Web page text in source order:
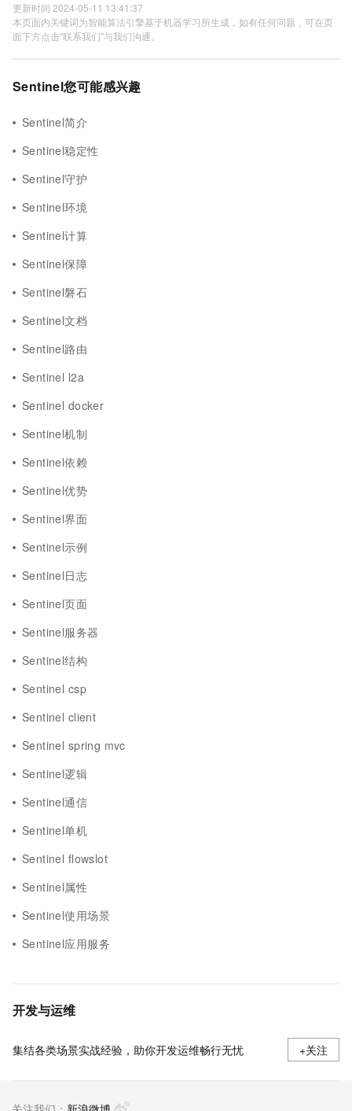
更新时间 2024-05-11 13:41:37
本页面内关键词为智能算法引擎基于机器学习所生成，如有任何问题，可在页
面下方点击"联系我们"与我们沟通。
Sentinel您可能感兴趣
Sentinel简介
Sentinel稳定性
Sentinel守护
Sentinel环境
Sentinel计算
Sentinel保障
Sentinel磐石
Sentinel文档
Sentinel路由
Sentinel l2a
Sentinel docker
Sentinel机制
Sentinel依赖
Sentinel优势
Sentinel界面
Sentinel示例
Sentinel日志
Sentinel页面
Sentinel服务器
Sentinel结构
Sentinel csp
Sentinel client
Sentinel spring mvc
Sentinel逻辑
Sentinel通信
Sentinel单机
Sentinel flowslot
Sentinel属性
Sentinel使用场景
Sentinel应用服务
开发与运维
集结各类场景实战经验，助你开发运维畅行无忧 +关注